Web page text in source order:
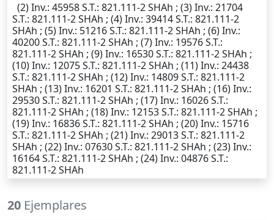
(2)Inv.: 45958S.T.: 821.111-2 SHAh ; (3)Inv.: 21704
S.T.: 821.111-2 SHAh ; (4)Inv.: 39414S.T.: 821.111-2
SHAh ; (5)Inv.: 51216S.T.: 821.111-2 SHAh ; (6)Inv.:
40200S.T.: 821.111-2 SHAh ; (7)Inv.: 19576S.T.:
821.111-2 SHAh ; (9)Inv.: 16530S.T.: 821.111-2 SHAh ;
(10)Inv.: 12075S.T.: 821.111-2 SHAh ; (11)Inv.: 24438
S.T.: 821.111-2 SHAh ; (12)Inv.: 14809S.T.: 821.111-2
SHAh ; (13)Inv.: 16201 S.T.: 821.111-2 SHAh ; (16)Inv.:
29530S.T.: 821.111-2 SHAh ; (17)Inv.: 16026S.T.:
821.111-2 SHAh ; (18)Inv.: 12153S.T.: 821.111-2 SHAh ;
(19)Inv.: 16836S.T.: 821.111-2 SHAh ; (20)Inv.: 15716
S.T.: 821.111-2 SHAh ; (21)Inv.: 29013S.T.: 821.111-2
SHAh ; (22)Inv.: 07630S.T.: 821.111-2 SHAh ; (23)Inv.:
16164S.T.: 821.111-2 SHAh ; (24)Inv.: 04876S.T.:
821.111-2 SHAh
20 Ejemplares